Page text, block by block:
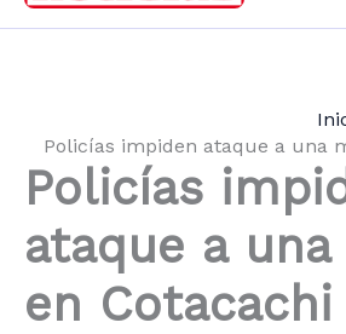
Policías impiden ataque a una
Policías
ataque a
en Cotacachi